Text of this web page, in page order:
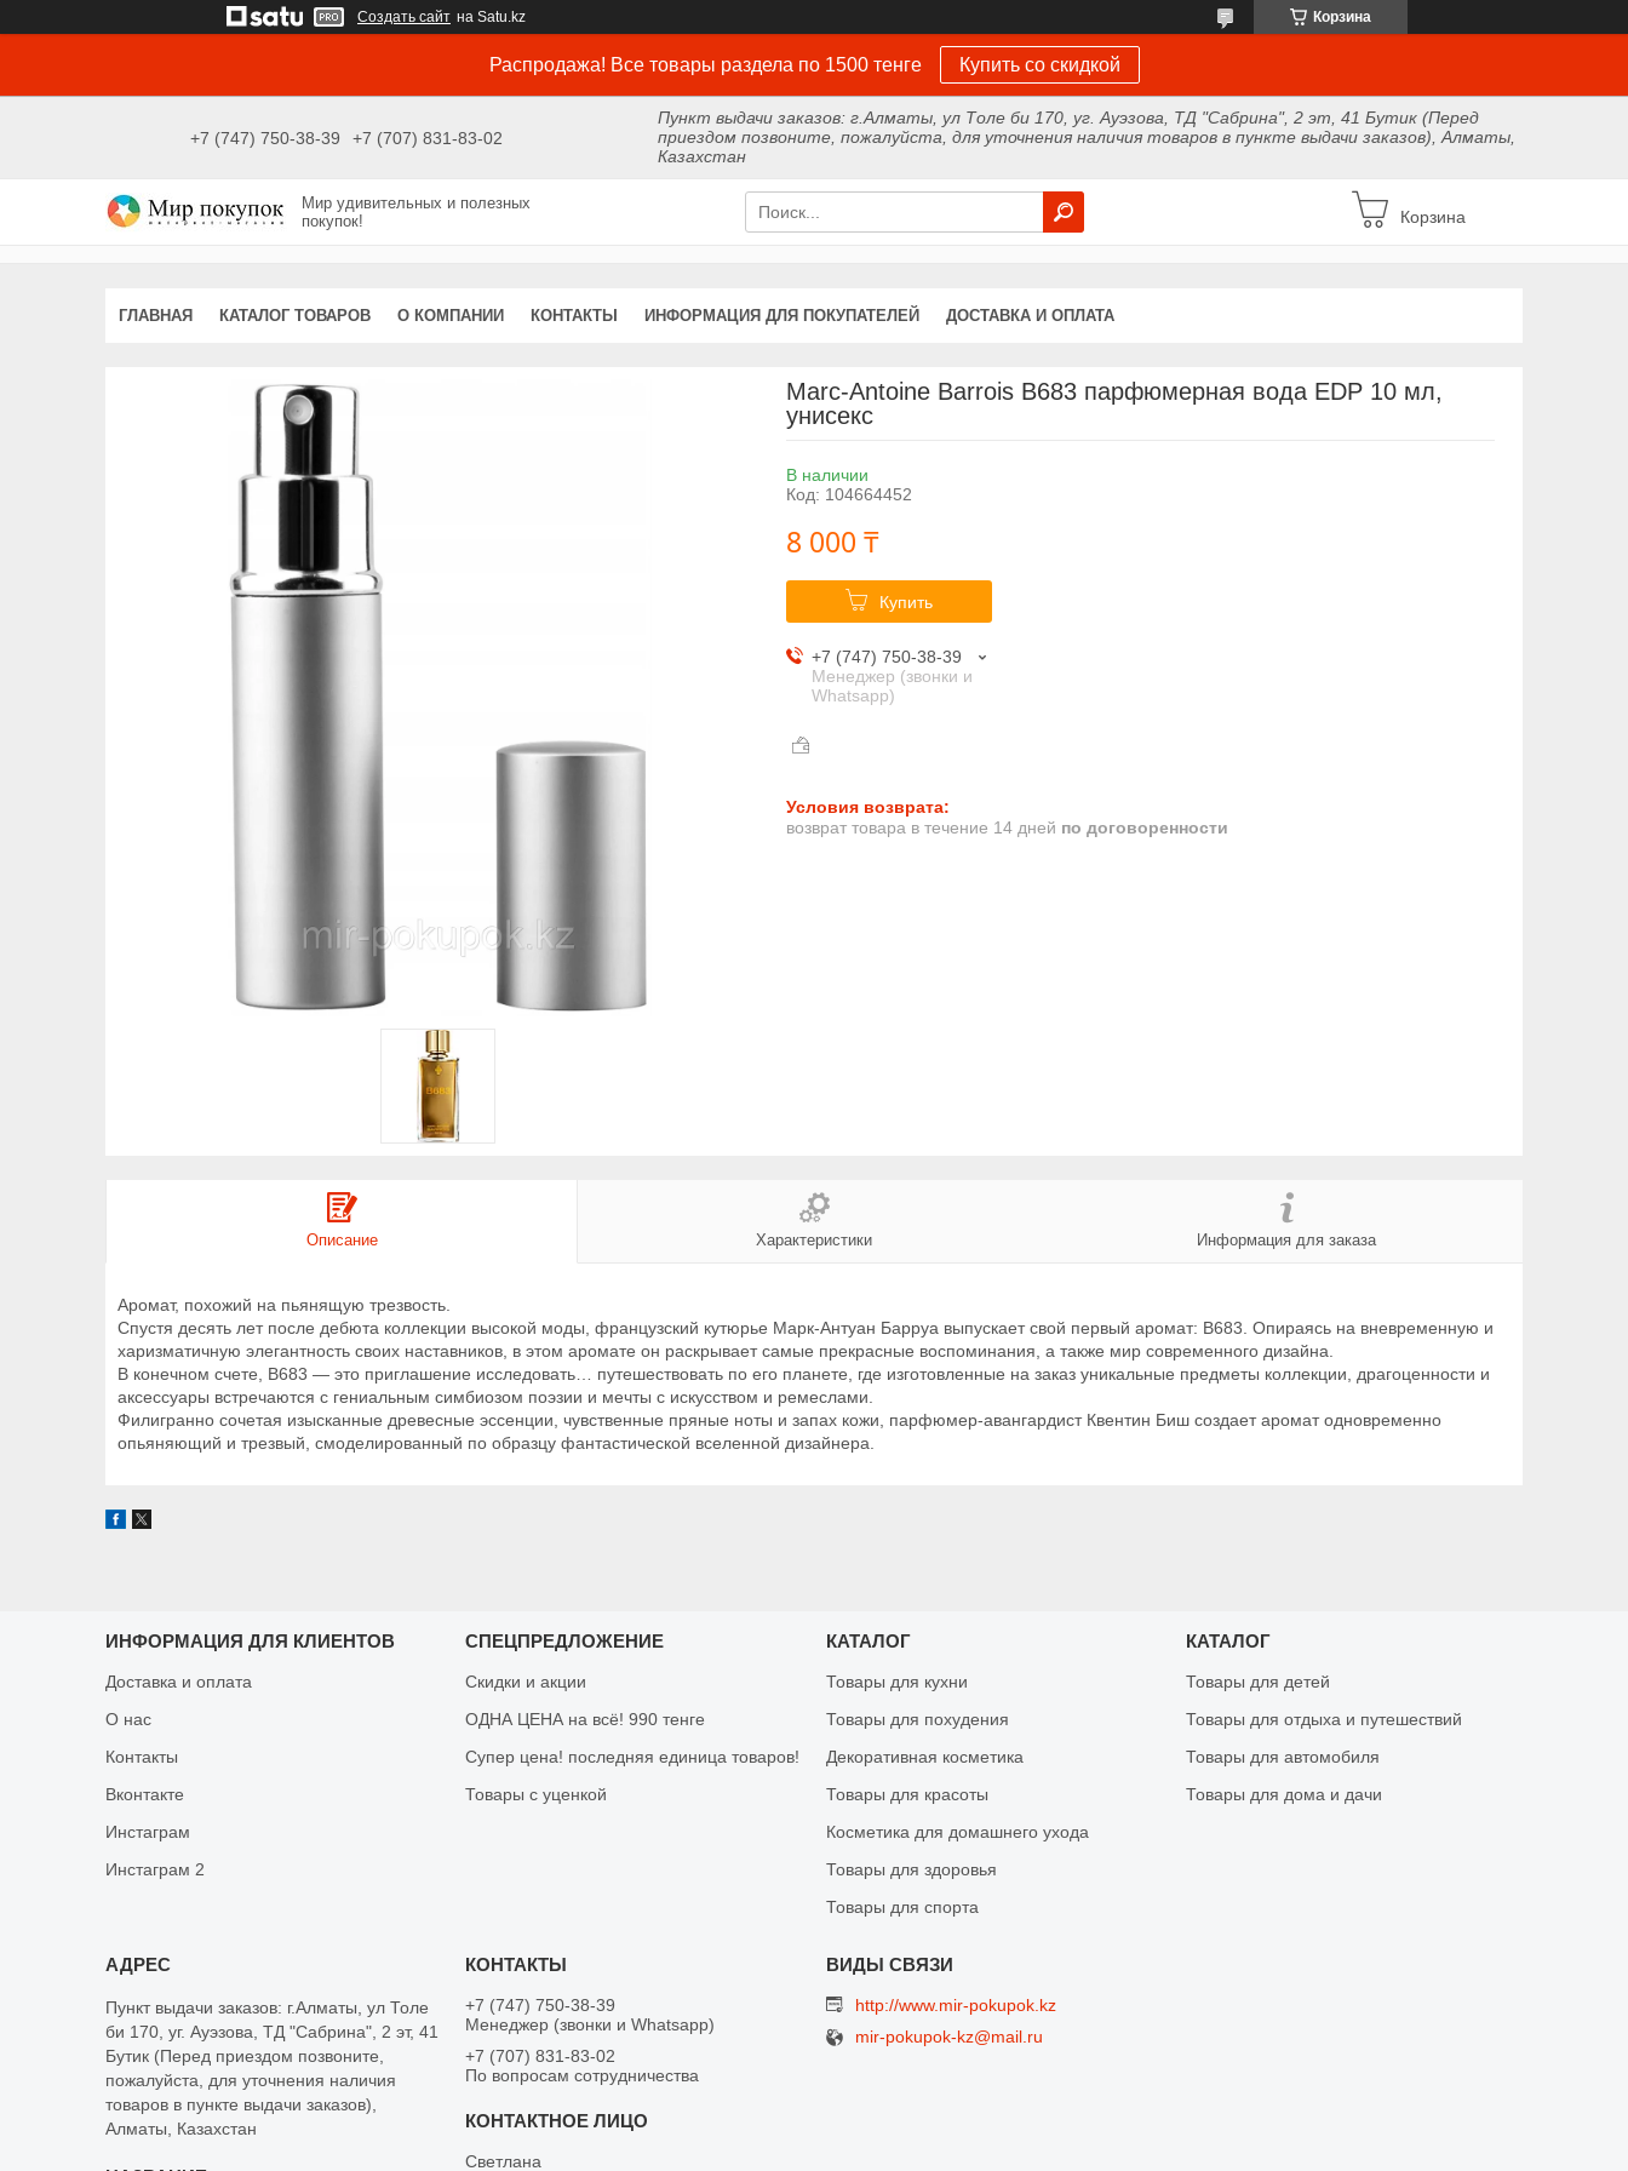
Создать сайт на Satu.kz Корзина
Распродажа! Все товары раздела по 1500 тенге Купить со скидкой
+7 (747) 750-38-39 +7 (707) 831-83-02
Пункт выдачи заказов: г.Алматы, ул Толе би 170, уг. Ауэзова, ТД "Сабрина", 2 эт, 41 Бутик (Перед
приездом позвоните, пожалуйста, для уточнения наличия товаров в пункте выдачи заказов), Алматы,
Казахстан
Мир удивительных и полезных
покупок!
Корзина
ГЛАВНАЯ КАТАЛОГ ТОВАРОВ О КОМПАНИИ КОНТАКТЫ ИНФОРМАЦИЯ ДЛЯ ПОКУПАТЕЛЕЙ ДОСТАВКА И ОПЛАТА
Marc-Antoine Barrois B683 парфюмерная вода EDP 10 мл,
унисекс
В наличии
Код: 104664452
8 000 ₸
Купить
+7 (747) 750-38-39
Менеджер (звонки и
Whatsapp)
возврат товара в течение 14 дней по договоренности
Описание Характеристики Информация для заказа
Аромат, похожий на пьянящую трезвость.
Спустя десять лет после дебюта коллекции высокой моды, французский кутюрье Марк-Антуан Барруа выпускает свой первый аромат: B683. Опираясь на вневременную и
харизматичную элегантность своих наставников, в этом аромате он раскрывает самые прекрасные воспоминания, а также мир современного дизайна.
В конечном счете, B683 — это приглашение исследовать… путешествовать по его планете, где изготовленные на заказ уникальные предметы коллекции, драгоценности и
аксессуары встречаются с гениальным симбиозом поэзии и мечты с искусством и ремеслами.
Филигранно сочетая изысканные древесные эссенции, чувственные пряные ноты и запах кожи, парфюмер-авангардист Квентин Биш создает аромат одновременно
опьяняющий и трезвый, смоделированный по образцу фантастической вселенной дизайнера.
ИНФОРМАЦИЯ ДЛЯ КЛИЕНТОВ
Доставка и оплата
О нас
Контакты
Вконтакте
Инстаграм
Инстаграм 2
СПЕЦПРЕДЛОЖЕНИЕ
Скидки и акции
ОДНА ЦЕНА на всё! 990 тенге
Супер цена! последняя единица товаров!
Товары с уценкой
КАТАЛОГ
Товары для кухни
Товары для похудения
Декоративная косметика
Товары для красоты
Косметика для домашнего ухода
Товары для здоровья
Товары для спорта
КАТАЛОГ
Товары для детей
Товары для отдыха и путешествий
Товары для автомобиля
Товары для дома и дачи
Пункт выдачи заказов: г.Алматы, ул Толе
би 170, уг. Ауэзова, ТД "Сабрина", 2 эт, 41
Бутик (Перед приездом позвоните,
пожалуйста, для уточнения наличия
товаров в пункте выдачи заказов),
Алматы, Казахстан
+7 (747) 750-38-39
Менеджер (звонки и Whatsapp)
+7 (707) 831-83-02
По вопросам сотрудничества
Светлана
http://www.mir-pokupok.kz
mir-pokupok-kz@mail.ru